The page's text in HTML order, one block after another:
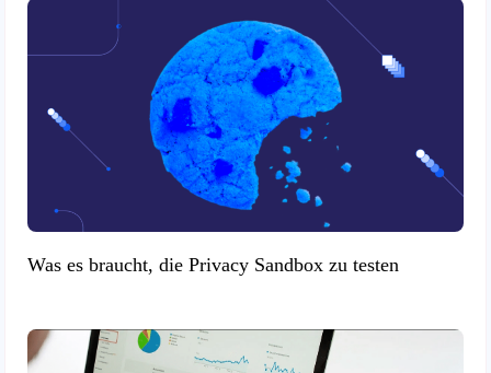
Was es braucht, die Privacy Sandbox zu testen